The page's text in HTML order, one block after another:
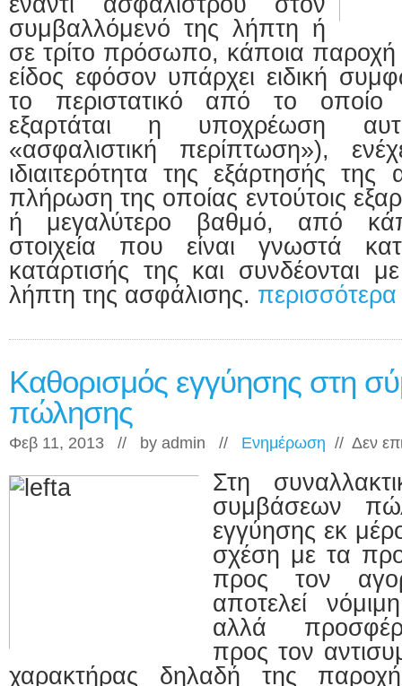
συμβαλλόμενό της λήπτη ή
σε τρίτο πρόσωπο, κάποια
είδος εφόσον υπάρχει ειδική
το περιστατικό από το
εξαρτάται η υποχρέωση
«ασφαλιστική περίπτωση»),
ιδιαιτερότητα της εξάρτησής
πλήρωση της οποίας εντούτοις
ή μεγαλύτερο βαθμό, από
στοιχεία που είναι γνωστά
κατάρτισής της και συνδέονται
λήπτη της ασφάλισης.
Καθορισμός εγγύησης στη
πώλησης
Φεβ 11, 2013 // by admin // Ενημέρωση // Δεν
Στη
συμβάσεων
εγγύησης εκ
σχέση με τα
προς τον
αποτελεί
αλλά
προς τον
χαρακτήρας δηλαδή της